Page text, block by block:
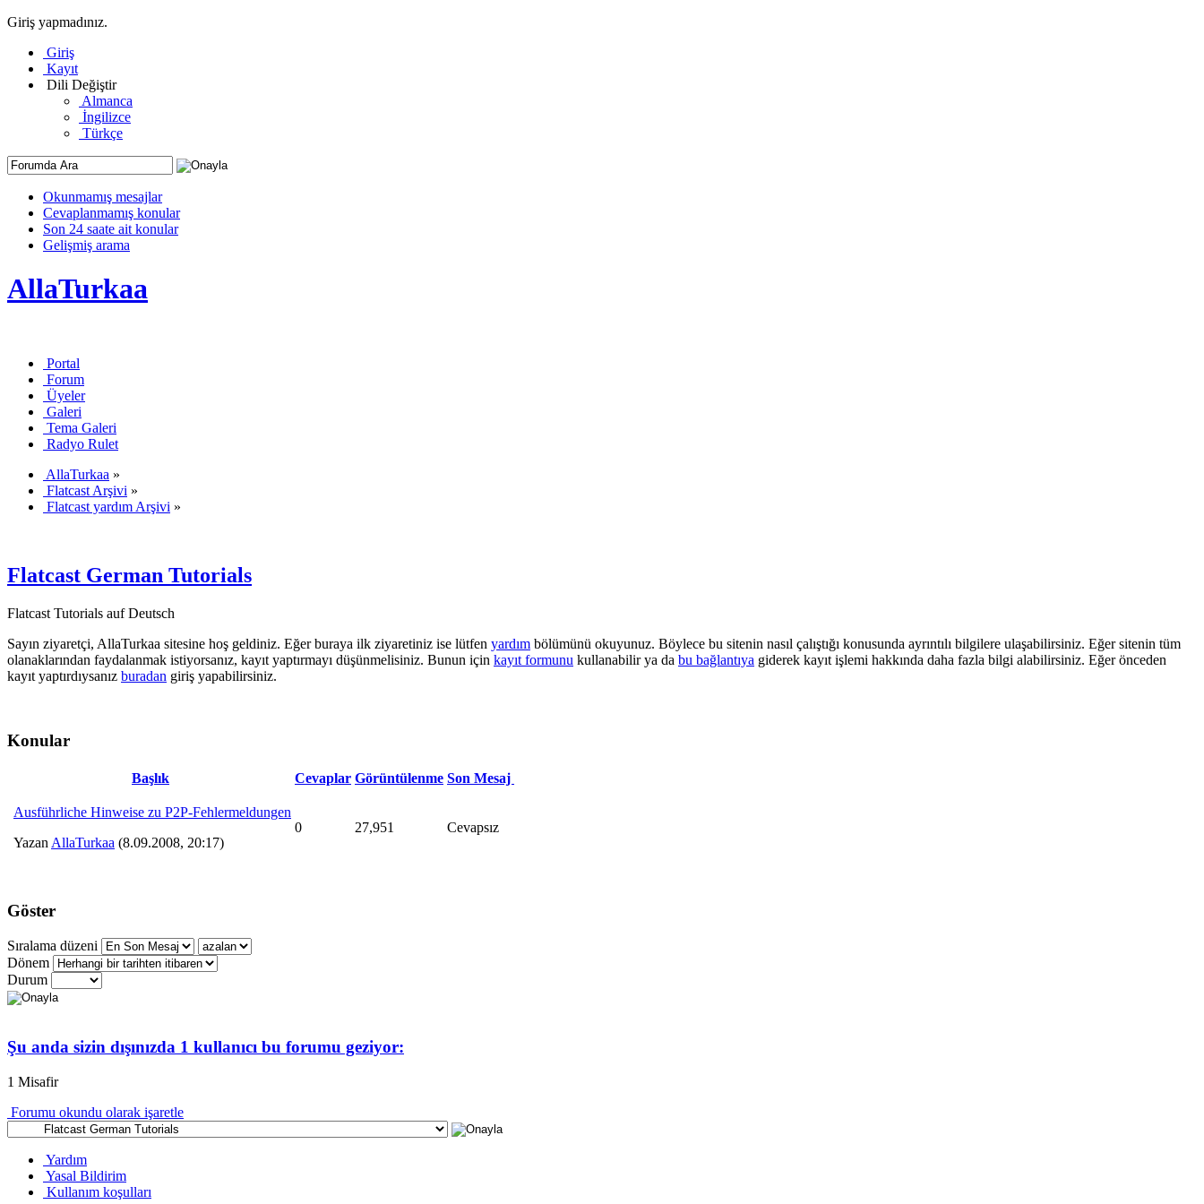
Giriş yapmadınız.
Giriş
Kayıt
Dili Değiştir
Almanca
İngilizce
Türkçe
Okunmamış mesajlar
Cevaplanmamış konular
Son 24 saate ait konular
Gelişmiş arama
AllaTurkaa
Portal
Forum
Üyeler
Galeri
Tema Galeri
Radyo Rulet
AllaTurkaa »
Flatcast Arşivi »
Flatcast yardım Arşivi »
Flatcast German Tutorials
Flatcast Tutorials auf Deutsch
Sayın ziyaretçi, AllaTurkaa sitesine hoş geldiniz. Eğer buraya ilk ziyaretiniz ise lütfen yardım bölümünü okuyunuz. Böylece bu sitenin nasıl çalıştığı konusunda ayrıntılı bilgilere ulaşabilirsiniz. Eğer sitenin tüm
olanaklarından faydalanmak istiyorsanız, kayıt yaptırmayı düşünmelisiniz. Bunun için kayıt formunu kullanabilir ya da bu bağlantıya giderek kayıt işlemi hakkında daha fazla bilgi alabilirsiniz. Eğer önceden
kayıt yaptırdıysanız buradan giriş yapabilirsiniz.
Konular
Başlık Cevaplar Görüntülenme Son Mesaj
Ausführliche Hinweise zu P2P-Fehlermeldungen
Yazan AllaTurkaa (8.09.2008, 20:17)
0 27,951 Cevapsız
Göster
Sıralama düzeni
Dönem
Durum
Şu anda sizin dışınızda 1 kullanıcı bu forumu geziyor:
1 Misafir
Forumu okundu olarak işaretle
Yardım
Yasal Bildirim
Kullanım koşulları